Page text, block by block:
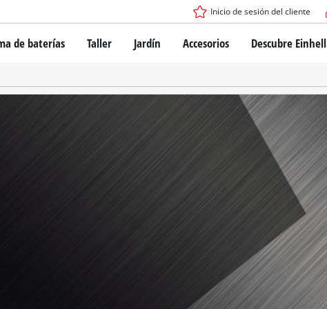
Inicio de sesión del cliente
de baterías
de batería Power X-Change
Taller
Destornillador inalámbrico
Rotomartillos
Jardín Accesorios Descubre Einhell